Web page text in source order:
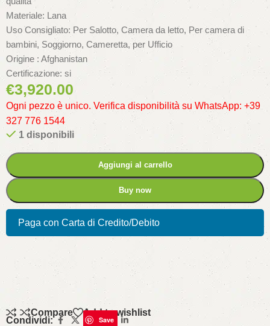
Materiale: Lana
Uso Consigliato: Per Salotto, Camera da letto, Per camera di
bambini, Soggiorno, Cameretta, per Ufficio
Origine : Afghanistan
Certificazione: si
€3,920.00
Ogni pezzo è unico. Verifica disponibilità su WhatsApp: +39
327 776 1544
1 disponibili
Aggiungi al carrello
Buy now
Paga con Carta di Credito/Debito
Compare Add to wishlist
Condividi: Save